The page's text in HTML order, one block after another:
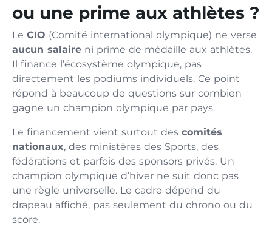
ou une prime aux athlètes ?
Le CIO (Comité international olympique) ne verse
aucun salaire ni prime de médaille aux athlètes.
Il finance l’écosystème olympique, pas
directement les podiums individuels. Ce point
répond à beaucoup de questions sur combien
gagne un champion olympique par pays.
Le financement vient surtout des comités
nationaux, des ministères des Sports, des
fédérations et parfois des sponsors privés. Un
champion olympique d’hiver ne suit donc pas
une règle universelle. Le cadre dépend du
drapeau affiché, pas seulement du chrono ou du
score.